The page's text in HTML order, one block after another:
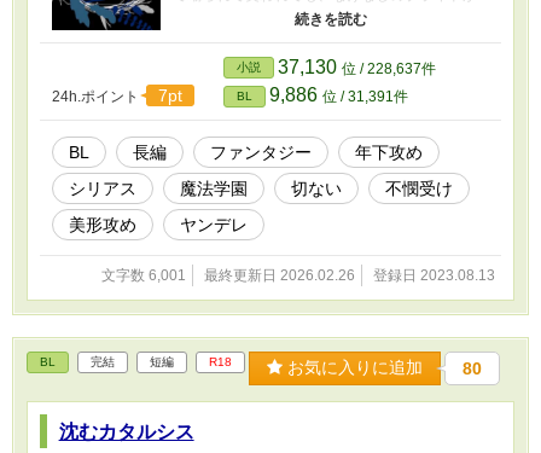
己を支えていた。 が、それはすぐに使い物に
──────────────────────── 攻：
ロイ（16）傲慢ないじめっ子。スペックは高い
が、プライドも高い。一年飛び級して、現在高
等部二年に在籍している。金髪翠眼で、信者が
多い。上流貴族ゆえのしがらみを抱えており、
その分学園内にも敵がいる。 受：麻義（17）
努力家で強気。無表情のことが多く冷たく思わ
れがちだが、その実優しい。ロイに目をつけら
れ、ハードモードな学園生活を送っている。黒
髪黒目で、地味だが整った顔をしている。『一
属性』というこの世界において不利な特徴を持
っている。（ストーリー中で説明が出てきま
す） ※暴力などの描写が出てきます。苦手な方
はご注意ください。
24h.ポイント 7pt
小説 37,130 位 / 228,637件
BL 9,886 位 / 31,391件
BL 長編 ファンタジー
年下攻め
シリアス
魔法学園 切ない
不憫受け
美形攻め
ヤンデレ
文字数 6,001 最終更新日 2026.02.26 登録日 2023.08.13
BL 完結 短編 R18 お気に入りに追加 80
沈むカタルシス